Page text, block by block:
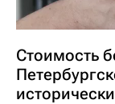
Стоимость